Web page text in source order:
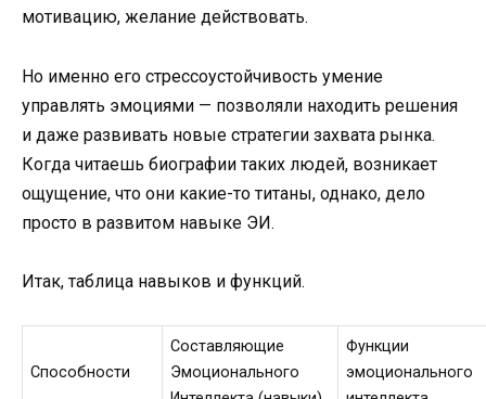
мотивацию, желание действовать.
Но именно его стрессоустойчивость умение
управлять эмоциями — позволяли находить решения
и даже развивать новые стратегии захвата рынка.
Когда читаешь биографии таких людей, возникает
ощущение, что они какие-то титаны, однако, дело
просто в развитом навыке ЭИ.
Итак, таблица навыков и функций.
Способности
Составляющие
Эмоционального
Функции
эмоционального